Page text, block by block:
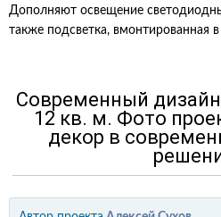
Дополняют освещение
также подсветка, вмонтированная
Современный
12 кв. м. Фото
декор в